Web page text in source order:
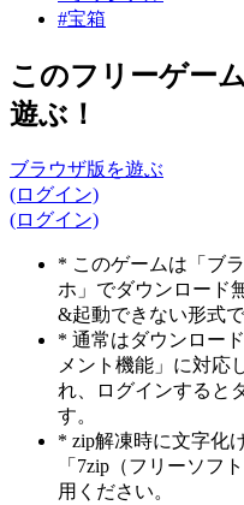
#宝箱
このフリーゲー
遊ぶ！
ブラウザ版を遊ぶ
(ログイン)
(ログイン)
* このゲームは「ブ
ホ」でダウンロード
&起動できない形式
* 通常はダウンロー
メント機能」に対応
れ、ログインすると
す。
* zip解凍時に文字化
「7zip（フリーソフ
用ください。